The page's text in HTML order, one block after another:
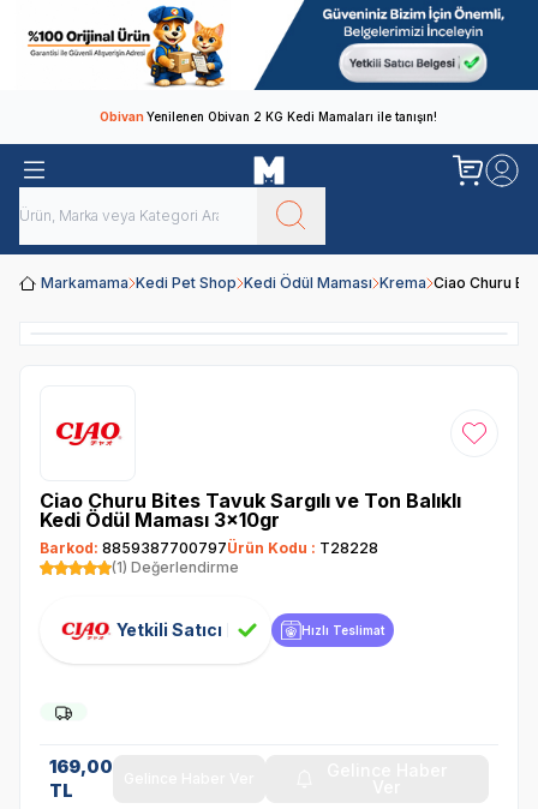
ObivanYenilenen Obivan 2 KG Kedi Mamaları ile tanışın!
Markamama Kedi Pet Shop Kedi Ödül Maması Krema Ciao Churu
Favoriye
Ciao Churu Bites Tavuk Sargılı ve Ton Balıklı
Kedi Ödül Maması 3x10gr
Barkod: 8859387700797Ürün Kodu : T28228
(1) Değerlendirme
Yetkili Satıcı Hızlı Teslimat
169,00
TL